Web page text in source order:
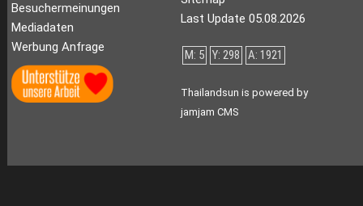
Besuchermeinungen
Mediadaten
Werbung Anfrage
Last Update 05.08.2026
M: 5 Y: 298 A: 1921
Thailandsun is powered by
jamjam CMS